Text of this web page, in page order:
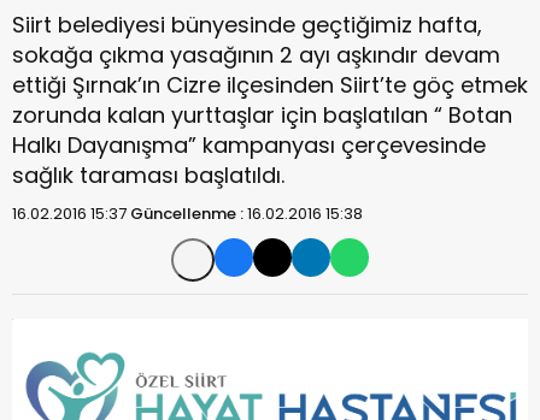
Siirt belediyesi bünyesinde geçtiğimiz hafta,
sokağa çıkma yasağının 2 ayı aşkındır devam
ettiği Şırnak’ın Cizre ilçesinden Siirt’te göç etmek
zorunda kalan yurttaşlar için başlatılan “ Botan
Halkı Dayanışma” kampanyası çerçevesinde
sağlık taraması başlatıldı.
16.02.2016 15:37 Güncellenme :16.02.2016 15:38